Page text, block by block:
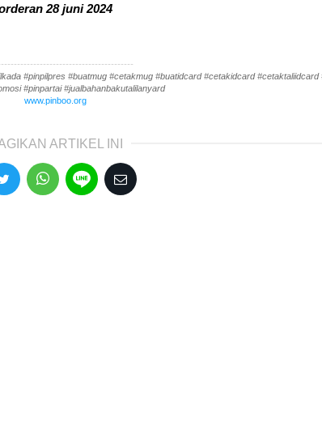
28 juni 2024
#pinpilpres #buatmug #cetakmug #buatidcard #cetakidcard
#pinpartai #jualbahanbakutalilanyard
www.pinboo.org
ARTIKEL INI